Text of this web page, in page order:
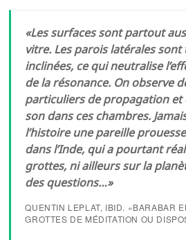
«Les surfaces sont partout
vitre. Les parois latérales
inclinées, ce qui neutralise
de la résonance. On observe
particuliers de propagation et
son dans ces chambres.
l’histoire une pareille
dans l’Inde, qui a pourtant
grottes, ni ailleurs sur la
des questions…»
QUENTIN LEPLAT, IBID. «BARABAR
GROTTES DE MÉDITATION OU